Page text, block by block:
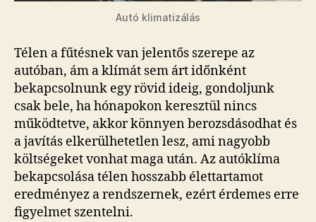
Autó klimatizálás
Télen a fűtésnek van jelentős szerepe az
autóban, ám a klímát sem árt időnként
bekapcsolnunk egy rövid ideig, gondoljunk
csak bele, ha hónapokon keresztül nincs
működtetve, akkor könnyen berozsdásodhat és
a javítás elkerülhetetlen lesz, ami nagyobb
költségeket vonhat maga után. Az autóklíma
bekapcsolása télen hosszabb élettartamot
eredményez a rendszernek, ezért érdemes erre
figyelmet szentelni.